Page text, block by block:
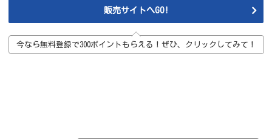
販売サイトへGO!
今なら無料登録で300ポイントもらえる！ぜひ、クリックしてみて！